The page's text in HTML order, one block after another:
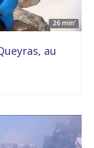
26 min'
au